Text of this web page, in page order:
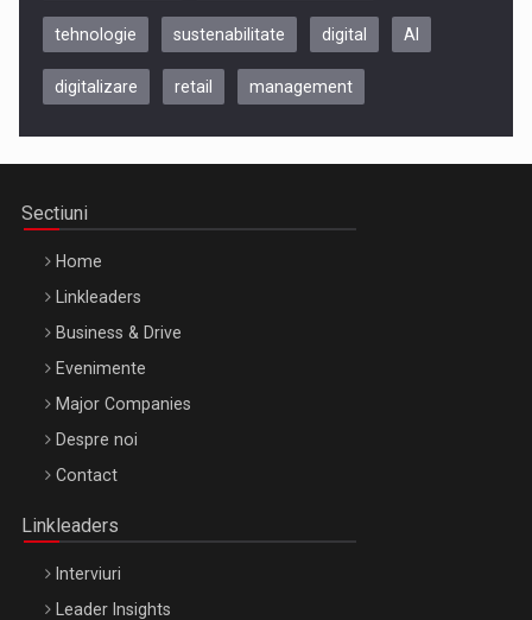
Be Inspired. Make it Happen!, CLUJ, 9 Decembrie
Be Inspired. Make it Happen!, ARTEMIS LETO, ORADEA, 8
Octombrie
tehnologie sustenabilitate digital AI
digitalizare retail management
Sectiuni
Home
Linkleaders
Business & Drive
Evenimente
Major Companies
Despre noi
Contact
Linkleaders
Interviuri
Leader Insights